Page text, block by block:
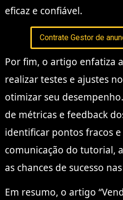
eficaz e confiável.
Contrate Gestor de
Por fim, o artigo enfatiza
realizar testes e ajustes
otimizar seu
de métricas e feedback
identificar pontos fracos
comunicação do tutorial,
as chances de sucesso
Em resumo, o artigo